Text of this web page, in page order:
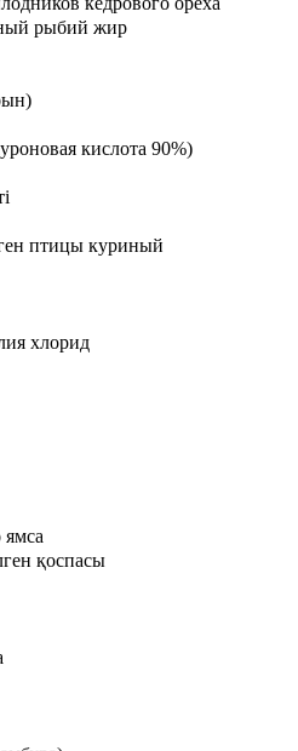
рыбий жир
кислота 90%)
птицы куриный
хлорид
қоспасы